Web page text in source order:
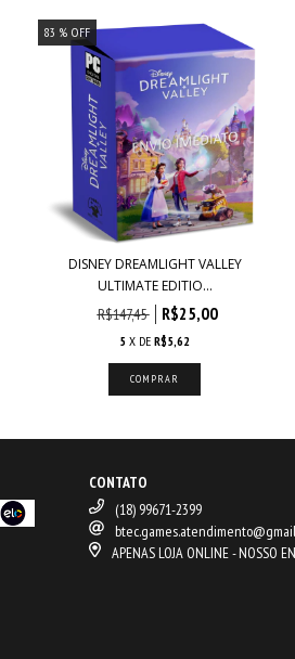
83 % OFF
DISNEY DREAMLIGHT VALLEY
ULTIMATE EDITIO...
R$147,45 R$25,00
5 X DER$5,62
CONTATO
(18) 99671-2399
APENAS LOJA ONLINE - NOSSO